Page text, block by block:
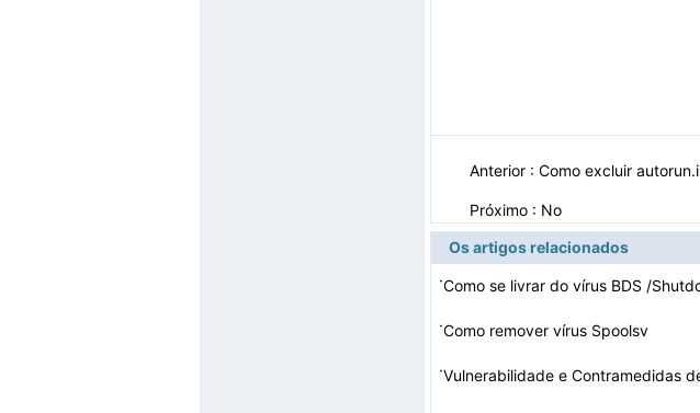
Anterior : Como excluir
Próximo : No
Os artigos relacionados
·Como se livrar do vírus BDS /
·Como remover vírus Spoolsv
·